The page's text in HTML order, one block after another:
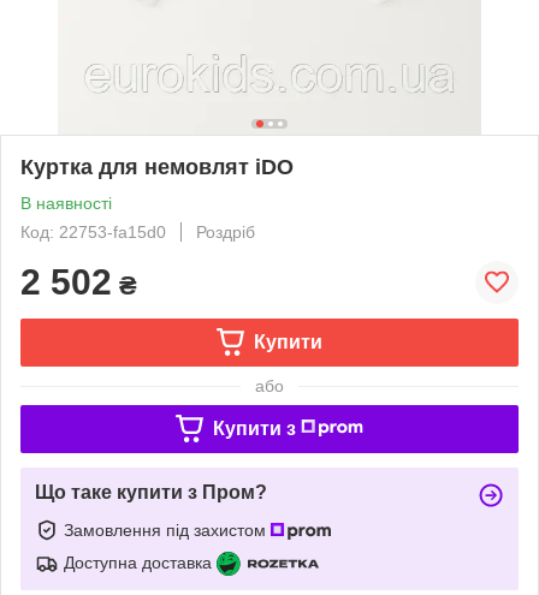
Куртка для немовлят iDO
В наявності
Код: 22753-fa15d0
Роздріб
2 502 ₴
Купити
або
Купити з
Що таке купити з Пром?
Замовлення під захистом
Доступна доставка